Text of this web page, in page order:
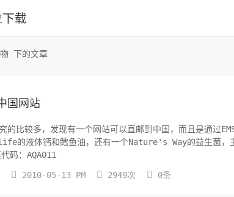
下载
下的文章
国网站
的比较多，发现有一个网站可以直邮到中国，而且是通过
的液体钙和鳕鱼油，还有一个Nature's Way的益生菌
码：AQA011
 2010-05-13 PM  2949次  0条